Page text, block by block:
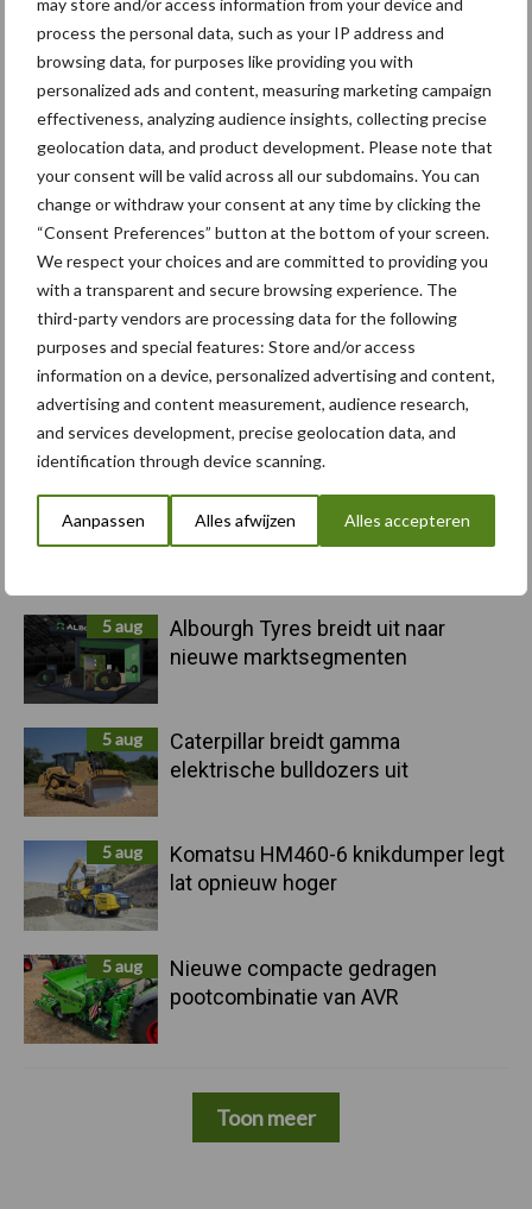
process the personal data, such as your IP address and
browsing data, for purposes like providing you with
personalized ads and content, measuring marketing campaign
effectiveness, analyzing audience insights, collecting precise
geolocation data, and product development. Please note that
your consent will be valid across all our subdomains. You can
change or withdraw your consent at any time by clicking the
“Consent Preferences” button at the bottom of your screen.
We respect your choices and are committed to providing you
with a transparent and secure browsing experience. The
third-party vendors are processing data for the following
purposes and special features: Store and/or access
information on a device, personalized advertising and content,
advertising and content measurement, audience research,
and services development, precise geolocation data, and
identification through device scanning.
Aanpassen Alles afwijzen Alles accepteren
Primaire
Recent nieuws Partner nieuws
"Hoge verwachtingen van schijven
voor kouters"
5 aug
Albourgh Tyres breidt uit naar
nieuwe marktsegmenten
5 aug
Caterpillar breidt gamma
elektrische bulldozers uit
5 aug
Komatsu HM460-6 knikdumper legt
lat opnieuw hoger
5 aug
Nieuwe compacte gedragen
pootcombinatie van AVR
Toon meer
Maak hier uw keuze:
bemesting Gewas & ruwvoer
Toon meer